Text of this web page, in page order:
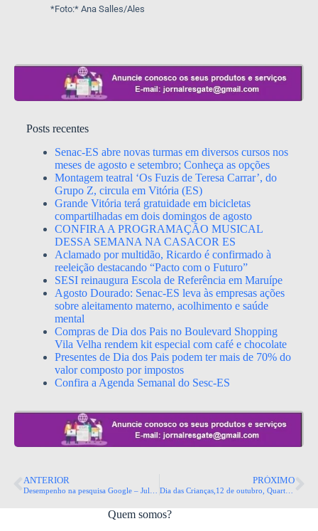
*Foto:* Ana Salles/Ales
Posts recentes
Senac-ES abre novas turmas em diversos cursos nos
meses de agosto e setembro; Conheça as opções
Montagem teatral ‘Os Fuzis de Teresa Carrar’, do
Grupo Z, circula em Vitória (ES)
Grande Vitória terá gratuidade em bicicletas
compartilhadas em dois domingos de agosto
CONFIRA A PROGRAMAÇÃO MUSICAL
DESSA SEMANA NA CASACOR ES
Aclamado por multidão, Ricardo é confirmado à
reeleição destacando “Pacto com o Futuro”
SESI reinaugura Escola de Referência em Maruípe
Agosto Dourado: Senac-ES leva às empresas ações
sobre aleitamento materno, acolhimento e saúde
mental
Compras de Dia dos Pais no Boulevard Shopping
Vila Velha rendem kit especial com café e chocolate
Presentes de Dia dos Pais podem ter mais de 70% do
valor composto por impostos
Confira a Agenda Semanal do Sesc-ES
ANTERIOR PRÓXIMO
Dia das Crianças,12 de outubro, Quarta feira
Quem somos?